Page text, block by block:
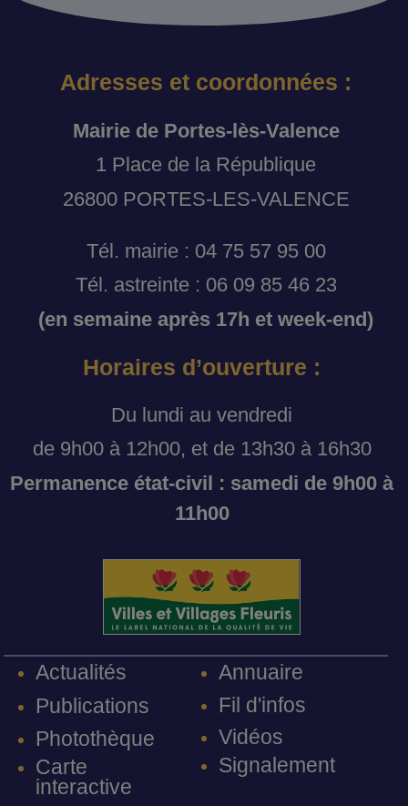
Adresses et coordonnées :
Mairie de Portes-lès-Valence
1 Place de la République
26800 PORTES-LES-VALENCE
Tél. mairie : 04 75 57 95 00
Tél. astreinte : 06 09 85 46 23
(en semaine après 17h et week-end)
Horaires d’ouverture :
Du lundi au vendredi
de 9h00 à 12h00, et de 13h30 à 16h30
Permanence état-civil : samedi de 9h00 à
11h00
Actualités
Publications
Photothèque
Carte
interactive
Annuaire
Fil d'infos
Vidéos
Signalement